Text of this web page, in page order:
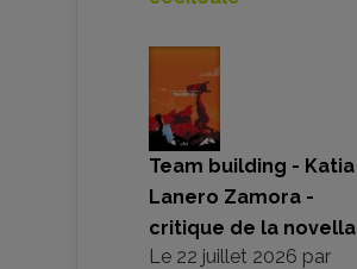
Team building - Katia
Lanero Zamora -
critique de la novella
Le 22 juillet 2026 par